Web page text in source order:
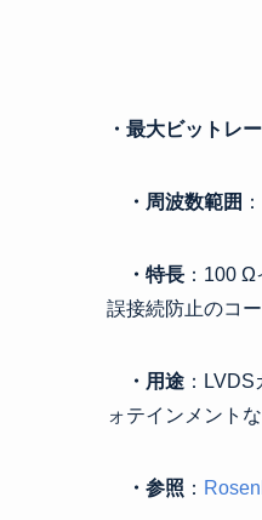
・最大ビットレ
・周波数範囲
・特長 ：100
誤接続防止のコ
・用途 ：
ォテインメント
・参照 ：